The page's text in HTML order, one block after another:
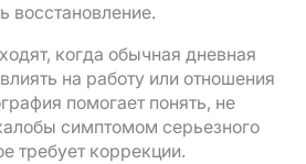
восстановление.
когда обычная дневная
на работу или отношения
помогает понять, не
симптомом серьезного
требует коррекции.